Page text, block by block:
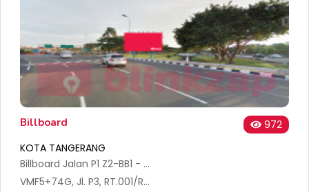
Billboard
972
KOTA TANGERANG
Billboard Jalan P1 Z2-BB1 - Bandara Soekarno Hatta International
VMF5+74G, Jl. P3, RT.001/RW.010, Pajang, Kec. Benda, Kota Tangerang, Banten 15126, Indonesia